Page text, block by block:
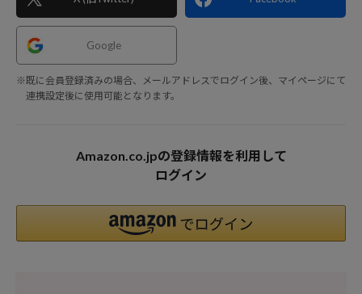
Google
※既に会員登録済みの場合、メールアドレスでログイン後、マイページにて
連携設定後に使用可能となります。
Amazon.co.jpの登録情報を利用して
ログイン